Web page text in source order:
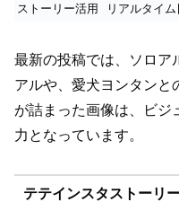
ストーリー活用
リアルタイ
最新の投稿では、ソロア
アルや、愛犬ヨンタンと
が詰まった画像は、ビジ
力となっています。
テテインスタストーリ